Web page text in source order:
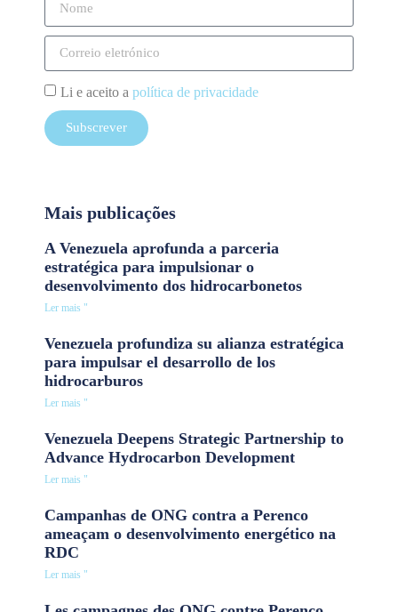
Li e aceito a política de privacidade
Subscrever
Mais publicações
A Venezuela aprofunda a parceria
estratégica para impulsionar o
desenvolvimento dos hidrocarbonetos
Ler mais "
Venezuela profundiza su alianza estratégica
para impulsar el desarrollo de los
hidrocarburos
Ler mais "
Venezuela Deepens Strategic Partnership to
Advance Hydrocarbon Development
Ler mais "
Campanhas de ONG contra a Perenco
ameaçam o desenvolvimento energético na
RDC
Ler mais "